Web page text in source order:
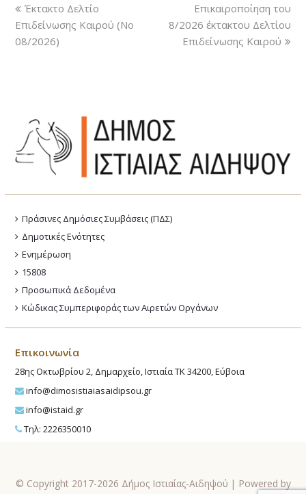
Έκτακτο Δελτίο
Επιδείνωσης Καιρού (Νο
08/2026)
Επικαιροποίηση του
8/2026 έκτακτου Δελτίου
Επιδείνωσης Καιρού
Πράσινες Δημόσιες Συμβάσεις (ΠΔΣ)
Δημοτικές Ενότητες
Ενημέρωση
15808
Προσωπικά Δεδομένα
Κώδικας Συμπεριφοράς των Αιρετών Οργάνων
Επικοινωνία
28ης Οκτωβρίου 2, Δημαρχείο, Ιστιαία ΤΚ 34200, Εύβοια
info@dimosistiaiasaidipsou.gr
info@istaid.gr
Τηλ: 2226350010
© Copyright 2017-2026 Δήμος Ιστιαίας-Αιδηψού | Powered by